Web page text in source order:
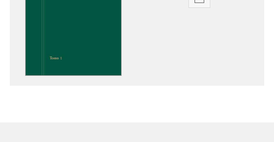
Opsiyon